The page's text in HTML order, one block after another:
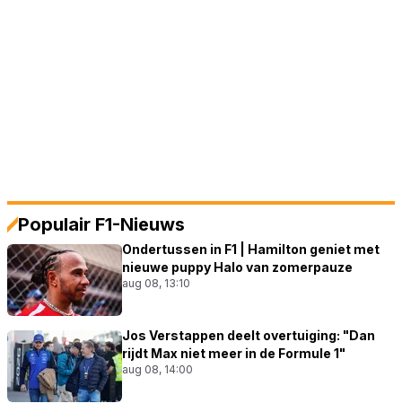
Populair F1-Nieuws
Ondertussen in F1 | Hamilton geniet met
nieuwe puppy Halo van zomerpauze
aug 08, 13:10
Jos Verstappen deelt overtuiging: "Dan
rijdt Max niet meer in de Formule 1"
aug 08, 14:00